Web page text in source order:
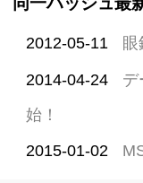
2012-05-11 眼
2014-04-24
デ
始！
2015-01-02